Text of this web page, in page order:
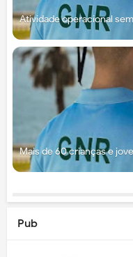
Atividade operacional
Mais de 60 crianças e
Pub